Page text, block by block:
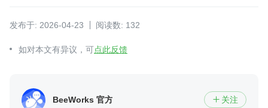
发布于: 2026-04-23 阅读数: 132
如对本文有异议，可点此反馈
BeeWorks 官方  关注